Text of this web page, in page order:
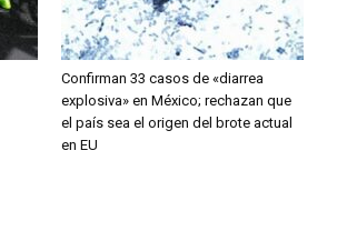
Confirman 33 casos de «diarrea
explosiva» en México; rechazan que
el país sea el origen del brote actual
en EU